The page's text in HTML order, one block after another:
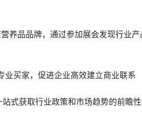
养品品牌，通过参加展会发现行业产
业买家，促进企业高效建立商业联系
式获取行业政策和市场趋势的前瞻